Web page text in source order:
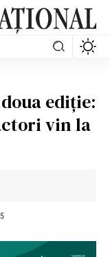
ediție:
vin la